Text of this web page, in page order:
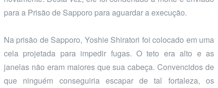
para a Prisão de Sapporo para aguardar a execução.
Na prisão de Sapporo, Yoshie Shiratori foi colocado em uma
cela projetada para impedir fugas. O teto era alto e as
janelas não eram maiores que sua cabeça. Convencidos de
que ninguém conseguiria escapar de tal fortaleza, os